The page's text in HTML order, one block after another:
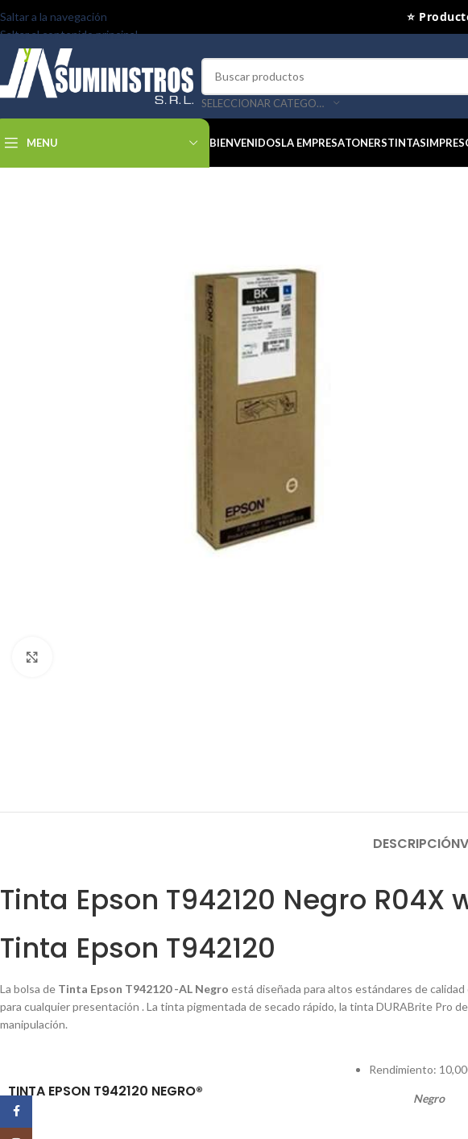
Saltar a la navegación
Saltar al contenido principal
⭐
SELECCIONAR CATEGORÍA
MENU BIENVENIDOSLA EMPRESATONERSTINTAS
DESCRIPCIÓN
Tinta Epson T942120 Negro R04X
Tinta Epson T942120
La bolsa de Tinta Epson T942120 -AL Negro está diseñada para altos estándares de
para cualquier presentación . La tinta pigmentada de secado rápido, la tinta DURABrite Pro
manipulación.
TINTA EPSON T942120 NEGRO®
Rendimiento:
Negro